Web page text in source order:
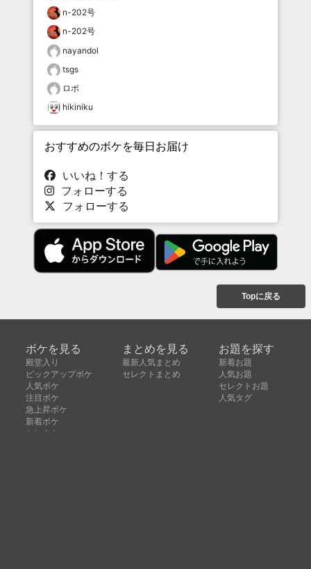
n-202号
n-202号
nayandol
tsgs
ロボ
hikiniku
おすすめのボケを毎日お届け
いいね！する
フォローする
フォローする
Topに戻る
ボケを見る
殿堂入り
ピックアップボケ
人気ボケ
注目ボケ
急上昇ボケ
新着ボケ
セレクト
まとめを見る
最新人気まとめ
セレクトまとめ
お題を探す
新着お題
人気お題
セレクトお題
人気タグ